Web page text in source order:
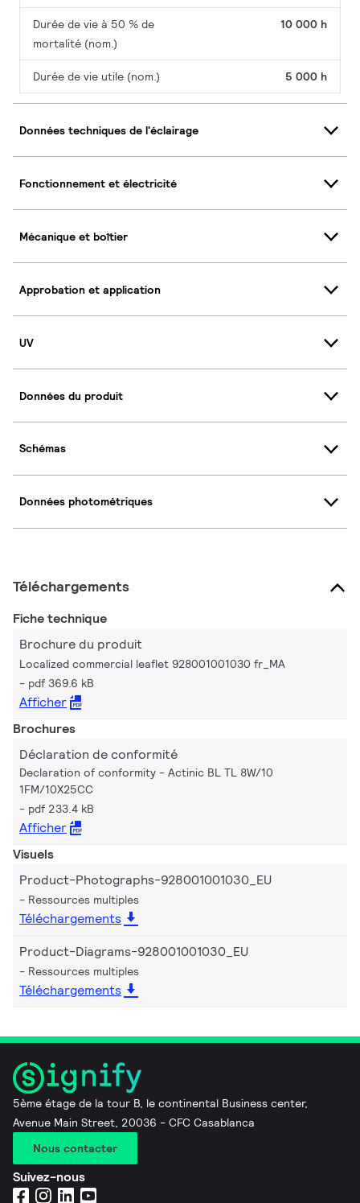
Durée de vie à 50 % de
mortalité (nom.)
10 000 h
Durée de vie utile (nom.) 5 000 h
Données techniques de l'éclairage
Fonctionnement et électricité
Mécanique et boîtier
Approbation et application
UV
Données du produit
Schémas
Données photométriques
Téléchargements
Fiche technique
Brochure du produit
Localized commercial leaflet 928001001030 fr_MA
pdf 369.6 kB
Afficher
Brochures
Déclaration de conformité
Declaration of conformity - Actinic BL TL 8W/10
1FM/10X25CC
pdf 233.4 kB
Afficher
Visuels
Product-Photographs-928001001030_EU
Ressources multiples
Téléchargements
Product-Diagrams-928001001030_EU
Ressources multiples
Téléchargements
5ème étage de la tour B, le continental Business center,
Avenue Main Street, 20036 - CFC Casablanca
Nous contacter
Suivez-nous